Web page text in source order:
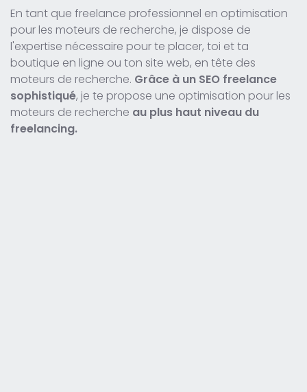
En tant que freelance professionnel en optimisation
pour les moteurs de recherche, je dispose de
l'expertise nécessaire pour te placer, toi et ta
boutique en ligne ou ton site web, en tête des
moteurs de recherche. Grâce à un SEO freelance
sophistiqué, je te propose une optimisation pour les
moteurs de recherche au plus haut niveau du
freelancing.